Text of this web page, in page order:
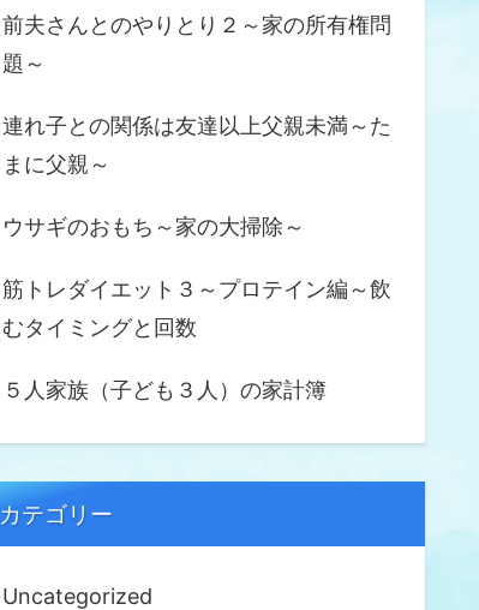
前夫さんとのやりとり２～家の所有権問
題～
連れ子との関係は友達以上父親未満～た
まに父親～
ウサギのおもち～家の大掃除～
筋トレダイエット３～プロテイン編～飲
むタイミングと回数
５人家族（子ども３人）の家計簿
カテゴリー
Uncategorized